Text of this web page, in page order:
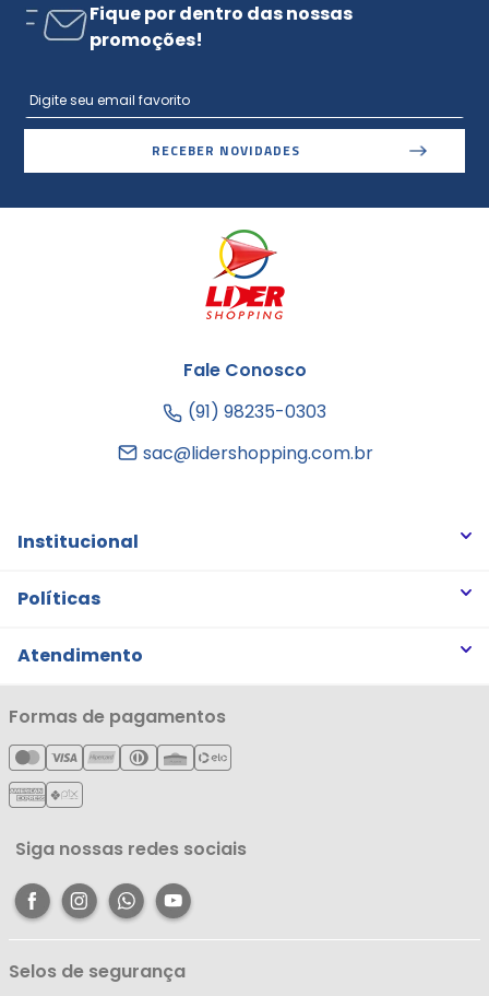
Fique por dentro das nossas
promoções!
RECEBER NOVIDADES
Fale Conosco
(91) 98235-0303
sac@lidershopping.com.br
Institucional
Quem somos
Notícias
Cartão Líderzan
Políticas
Trocas e Devoluções
Política de Privacidade
Política de Entrega
Política de Reembolso
Atendimento
Minha Conta
Meus Pedidos
Meus Favoritos
Central de Atendimento
Formas de pagamentos
Siga nossas redes sociais
Selos de segurança